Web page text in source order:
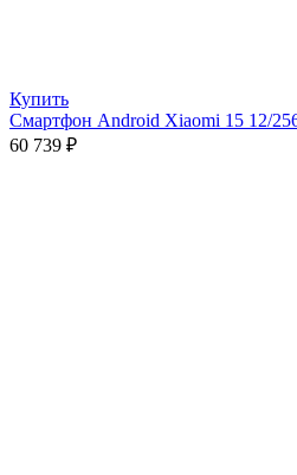
Купить
Смартфон Android Xiaomi 15 12/
60 739 ₽